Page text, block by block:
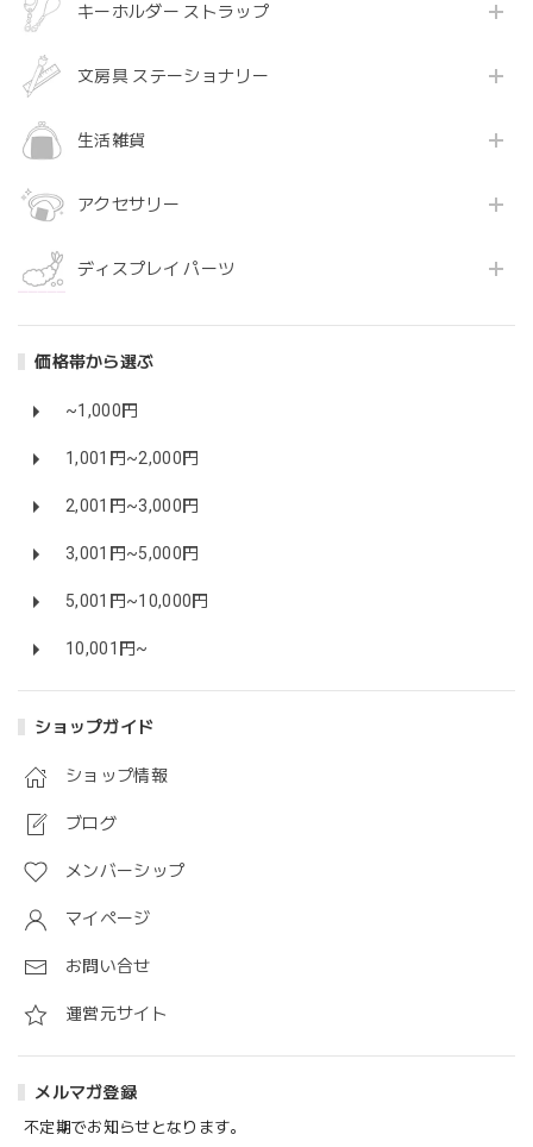
キーホルダー ストラップ
文房具 ステーショナリー
生活雑貨
アクセサリー
ディスプレイ パーツ
価格帯から選ぶ
~1,000円
1,001円~2,000円
2,001円~3,000円
3,001円~5,000円
5,001円~10,000円
10,001円~
ショップガイド
ショップ情報
ブログ
メンバーシップ
マイページ
お問い合せ
運営元サイト
メルマガ登録
不定期でお知らせとなります。